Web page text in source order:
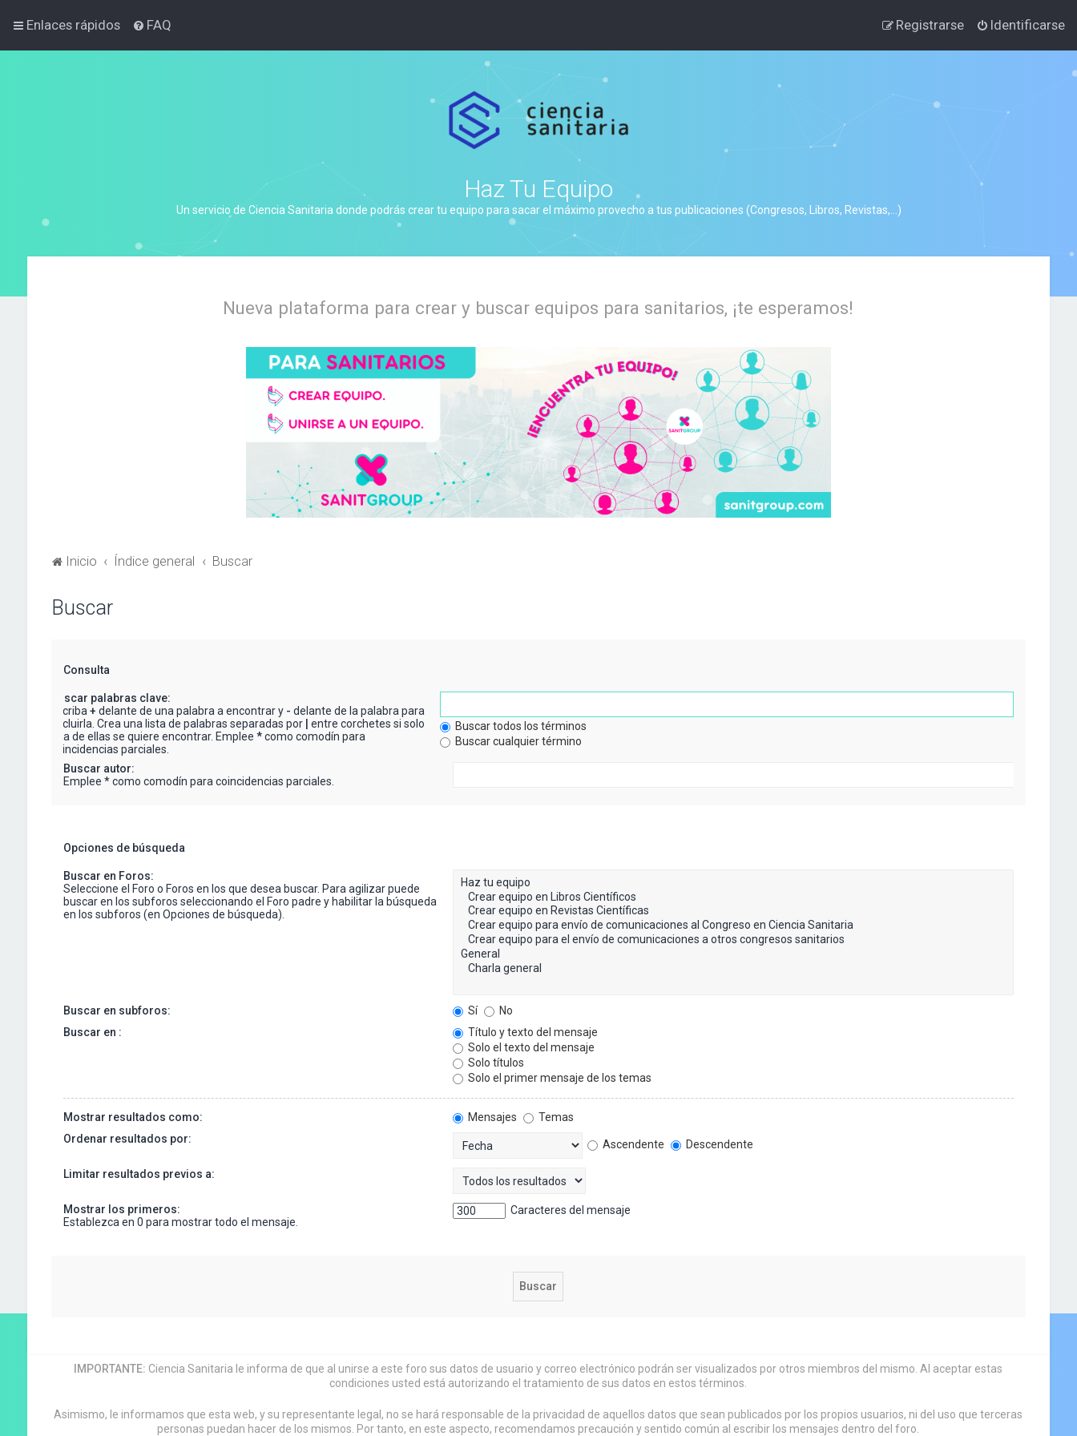
Enlaces rápidos FAQ Identificarse
Registrarse
Haz Tu Equipo
Un servicio de Ciencia Sanitaria donde podrás crear tu equipo para sacar el máximo provecho a tus publicaciones (Congresos, Libros, Revistas,...)
Nueva plataforma para crear y buscar equipos para sanitarios, ¡te esperamos!
Inicio Índice general Buscar
Buscar
Consulta
Buscar palabras clave:
Escriba + delante de una palabra a encontrar y - delante de la palabra para
excluirla. Crea una lista de palabras separadas por
entre corchetes si solo
una de ellas se quiere encontrar. Emplee *como comodín para
coincidencias parciales.
Buscar todos los términos
Buscar cualquier término
Buscar autor:
Emplee * como comodín para coincidencias parciales.
Opciones de búsqueda
Buscar en Foros:
Seleccione el Foro o Foros en los que desea buscar. Para agilizar puede
buscar en los subforos seleccionando el Foro padre y habilitar la búsqueda
en los subforos (en Opciones de búsqueda).
Buscar en subforos: Sí
No
Buscar en :
Título y texto del mensaje
Solo el texto del mensaje
Solo títulos
Solo el primer mensaje de los temas
Mostrar resultados como: Mensajes
Temas
Ordenar resultados por:
Ascendente Descendente
Limitar resultados previos a:
Mostrar los primeros:
Establezca en 0 para mostrar todo el mensaje.
Caracteres del mensaje
IMPORTANTE: Ciencia Sanitaria le informa de que al unirse a este foro sus datos de usuario y correo electrónico podrán ser visualizados por otros miembros del mismo. Al aceptar estas
condiciones usted está autorizando el tratamiento de sus datos en estos términos.
Asimismo, le informamos que esta web, y su representante legal, no se hará responsable de la privacidad de aquellos datos que sean publicados por los propios usuarios, ni del uso que terceras
personas puedan hacer de los mismos. Por tanto, en este aspecto, recomendamos precaución y sentido común al escribir los mensajes dentro del foro.